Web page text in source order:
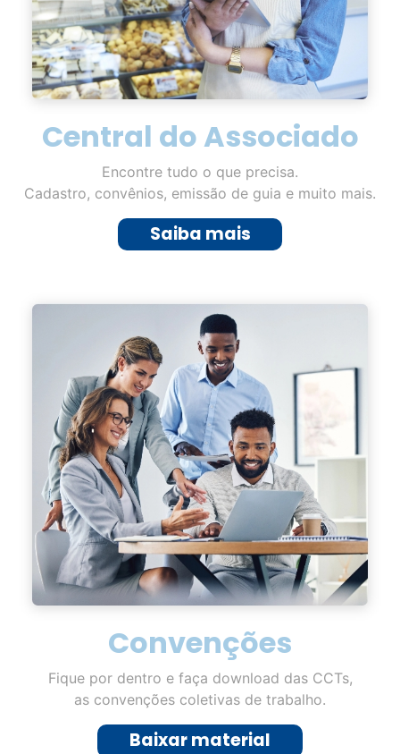
Central do Associado
Encontre tudo o que precisa.
Cadastro, convênios, emissão de guia e muito mais.
Saiba mais
Convenções
Fique por dentro e faça download das CCTs,
as convenções coletivas de trabalho.
Baixar material